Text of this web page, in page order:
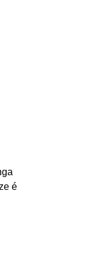
é